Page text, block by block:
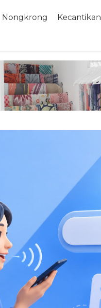
Nongkrong Kecantikan